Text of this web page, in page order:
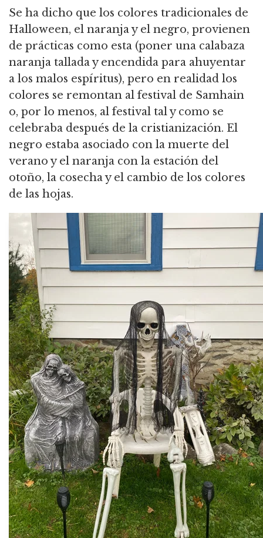
Se ha dicho que los colores tradicionales de
Halloween, el naranja y el negro, provienen
de prácticas como esta (poner una calabaza
naranja tallada y encendida para ahuyentar
a los malos espíritus), pero en realidad los
colores se remontan al festival de Samhain
o, por lo menos, al festival tal y como se
celebraba después de la cristianización. El
negro estaba asociado con la muerte del
verano y el naranja con la estación del
otoño, la cosecha y el cambio de los colores
de las hojas.